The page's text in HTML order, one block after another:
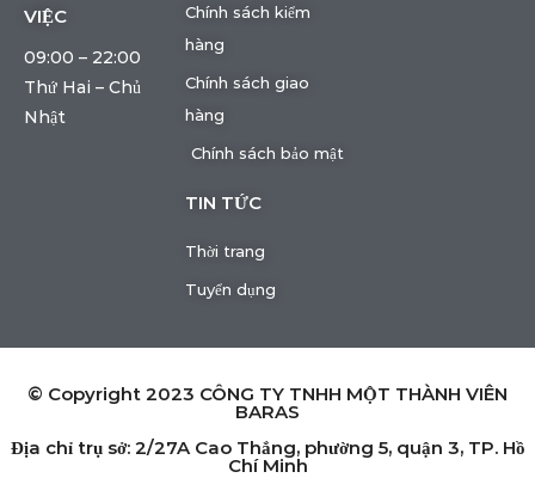
VIỆC
09:00 – 22:00
Thứ Hai – Chủ
Nhật
Chính sách kiểm
hàng
Chính sách giao
hàng
Chính sách bảo mật
TIN TỨC
Thời trang
Tuyển dụng
© Copyright 2023 CÔNG TY TNHH MỘT THÀNH VIÊN
BARAS
Địa chỉ trụ sở: 2/27A Cao Thắng, phường 5, quận 3, TP. Hồ
Chí Minh